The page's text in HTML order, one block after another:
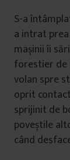
S-a
a intrat
mașinii îi
forestier de
volan spre
oprit
sprijinit de
poveștile
când